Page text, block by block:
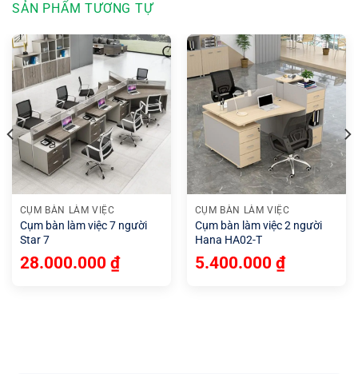
SẢN PHẨM TƯƠNG TỰ
CỤM BÀN LÀM VIỆC
Cụm bàn làm việc 7 người
Star 7
28.000.000 ₫
CỤM BÀN LÀM VIỆC
Cụm bàn làm việc 2 người
Hana HA02-T
5.400.000 ₫